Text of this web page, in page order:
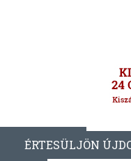
ÉRTESÜLJÖN